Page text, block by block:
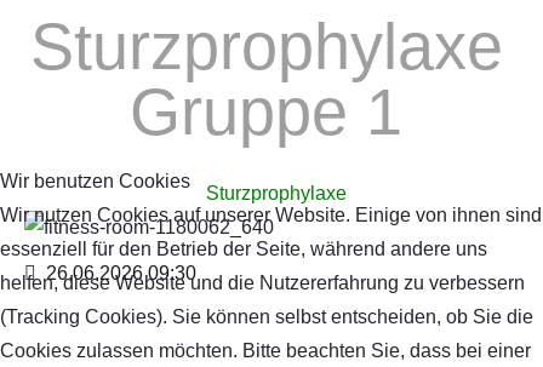
Sturzprophylaxe
Gruppe 1
Sturzprophylaxe
26.06.2026 09:30
Wir benutzen Cookies
Wir nutzen Cookies auf unserer Website. Einige von ihnen sind
essenziell für den Betrieb der Seite, während andere uns
helfen, diese Website und die Nutzererfahrung zu verbessern
(Tracking Cookies). Sie können selbst entscheiden, ob Sie die
Cookies zulassen möchten. Bitte beachten Sie, dass bei einer